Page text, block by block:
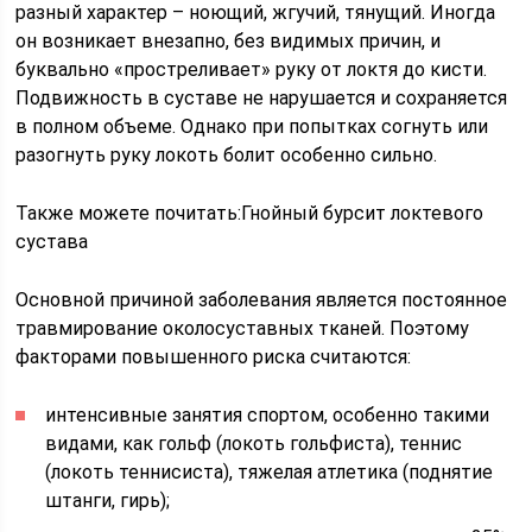
разный характер – ноющий, жгучий, тянущий. Иногда
он возникает внезапно, без видимых причин, и
буквально «простреливает» руку от локтя до кисти.
Подвижность в суставе не нарушается и сохраняется
в полном объеме. Однако при попытках согнуть или
разогнуть руку локоть болит особенно сильно.
Также можете почитать:Гнойный бурсит локтевого
сустава
Основной причиной заболевания является постоянное
травмирование околосуставных тканей. Поэтому
факторами повышенного риска считаются:
интенсивные занятия спортом, особенно такими
видами, как гольф (локоть гольфиста), теннис
(локоть теннисиста), тяжелая атлетика (поднятие
штанги, гирь);